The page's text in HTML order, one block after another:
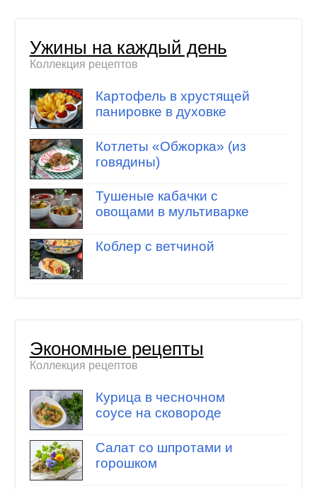
Ужины на каждый день
Коллекция рецептов
Картофель в хрустящей
панировке в духовке
Котлеты «Обжорка» (из
говядины)
Тушеные кабачки с
овощами в мультиварке
Коблер с ветчиной
Экономные рецепты
Коллекция рецептов
Курица в чесночном
соусе на сковороде
Салат со шпротами и
горошком